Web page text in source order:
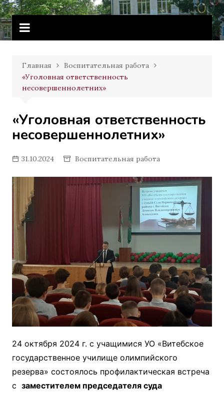
Перейти
к
содержимому
Витебское государственное
училище олимпийского резерва
Главная
Воспитательная работа
«Уголовная ответственность
несовершеннолетних»
«Уголовная ответственность
несовершеннолетних»
31.10.2024 Воспитательная работа
24 октября 2024 г. с учащимися УО «Витебское
государственное училище олимпийского
резерва» состоялось профилактическая встреча
с заместителем председателя суда